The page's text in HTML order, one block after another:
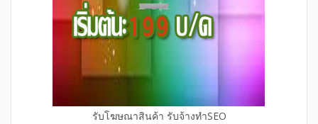
รับโฆษณาสินค้า รับจ้างทำSEO